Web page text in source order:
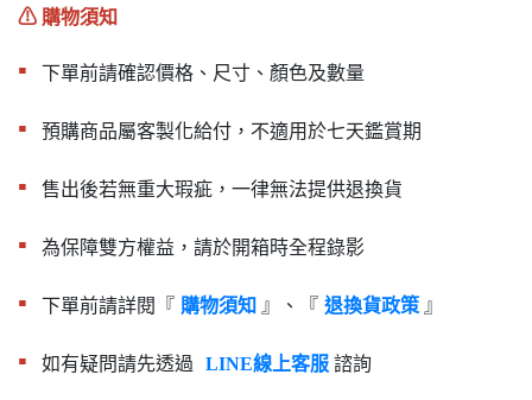
⚠︎ 購物須知
▪︎ 下單前請確認價格、尺寸、顏色及數量
▪︎ 預購商品屬客製化給付，不適用於七天鑑賞期
▪︎ 售出後若無重大瑕疵，一律無法提供退換貨
▪︎ 為保障雙方權益，請於開箱時全程錄影
▪︎ 下單前請詳閱『 購物須知 』、『 退換貨政策 』
▪︎ 如有疑問請先透過 LINE線上客服 諮詢